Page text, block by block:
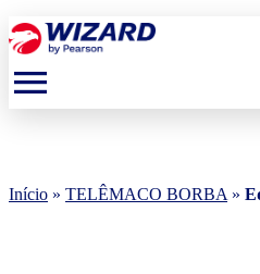
menu
Início » TELÊMACO BORBA »